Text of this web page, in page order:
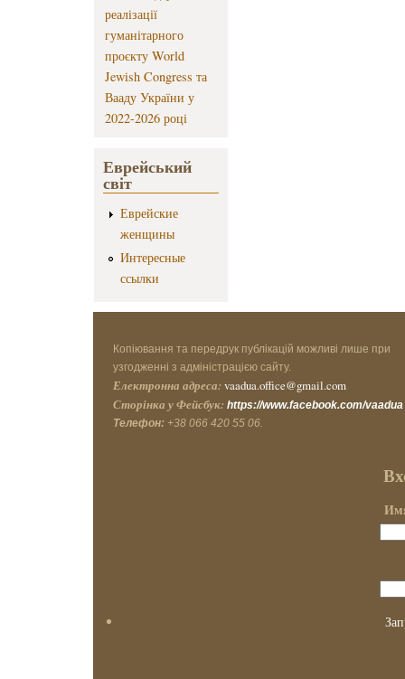
реалізації
гуманітарного
проєкту World
Jewish Congress та
Вааду України у
2022-2026 році
Еврейський
світ
Еврейские
женщины
Интересные
ссылки
Копіювання та передрук публікацій можливі лише при
узгодженні з адміністрацією сайту.
Електронна адреса: vaadua.office@gmail.com
Сторінка у Фейсбук: https://www.facebook.com/vaadua
Телефон: +38 066 420 55 06.